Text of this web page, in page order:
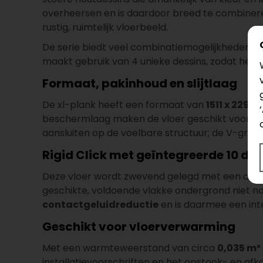
overheersen en is daardoor breed te
rustig, ruimtelijk vloerbeeld.
De serie biedt veel combinatiemogelijkheden
maakt gebruik van 4 unieke dessins, zodat
Formaat, pakinhoud en slijtlaag
De xl-plank heeft een formaat van 1511 x 229
beschermlaag maken de vloer geschikt voor
aansluiten op de voelbare structuur; de V-
Rigid Click met geïntegreerde 10 dB
Deze vloer wordt zwevend gelegd met een
geschikte, voldoende vlakke ondergrond niet
contactgeluidreductie en is daarmee een
Geschikt voor vloerverwarming
Met een warmteweerstand van circa 0,035 m²